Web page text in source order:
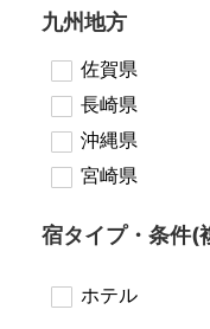
九州地方
佐賀県
長崎県
沖縄県
宮崎県
宿タイプ・条件(
ホテル